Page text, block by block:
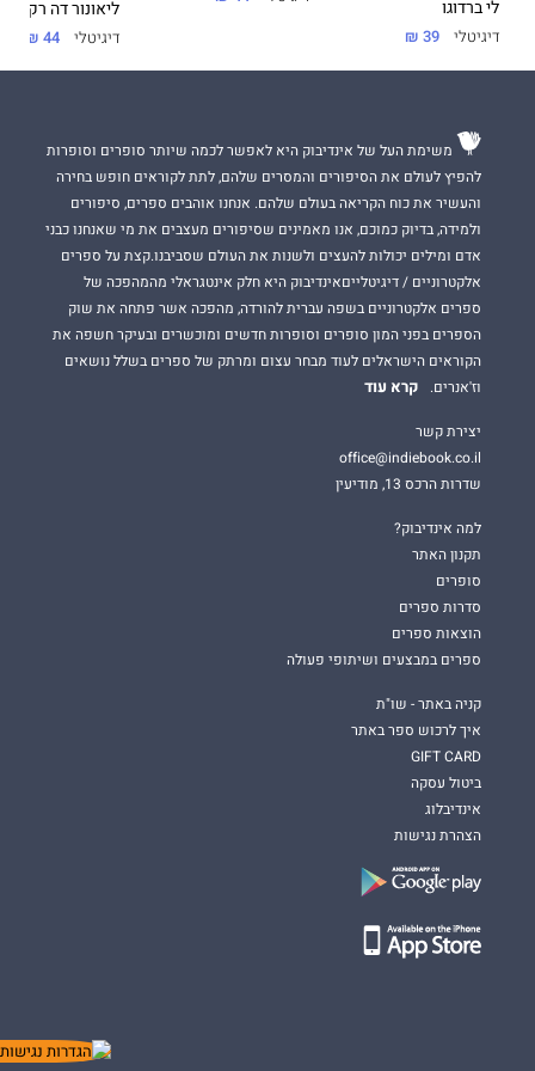
לי ברדוגו
דיגיטלי 39 ₪
ליאונור דה רקונדו
דיגיטלי 44 ₪
משימת העל של אינדיבוק היא לאפשר לכמה שיותר סופרים וסופרות
להפיץ לעולם את הסיפורים והמסרים שלהם, לתת לקוראים חופש בחירה
והעשיר את כוח הקריאה בעולם שלהם. אנחנו אוהבים ספרים, סיפורים
ולמידה, בדיוק כמוכם, אנו מאמינים שסיפורים מעצבים את מי שאנחנו כבני
אדם ומילים יכולות להעצים ולשנות את העולם שסביבנו.קצת על ספרים
אלקטרוניים / דיגיטלייםאינדיבוק היא חלק אינטגראלי מהמהפכה של
ספרים אלקטרוניים בשפה עברית להורדה, מהפכה אשר פתחה את שוק
הספרים בפני המון סופרים וסופרות חדשים ומוכשרים ובעיקר חשפה את
הקוראים הישראלים לעוד מבחר עצום ומרתק של ספרים בשלל נושאים
וז'אנרים.
קרא עוד
יצירת קשר
office@indiebook.co.il
שדרות הרכס 13, מודיעין
למה אינדיבוק?
תקנון האתר
סופרים
סדרות ספרים
הוצאות ספרים
ספרים במבצעים ושיתופי פעולה
קניה באתר - שו"ת
איך לרכוש ספר באתר
GIFT CARD
ביטול עסקה
אינדיבלוג
הצהרת נגישות